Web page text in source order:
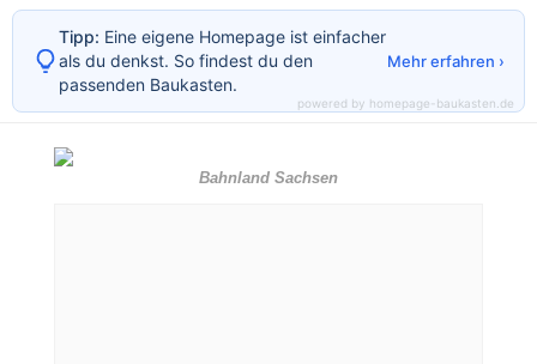
Bahnland Sachsen
Tipp: Eine eigene Homepage ist einfacher
als du denkst. So findest du den
passenden Baukasten.
Mehr erfahren ›
powered by homepage-baukasten.de